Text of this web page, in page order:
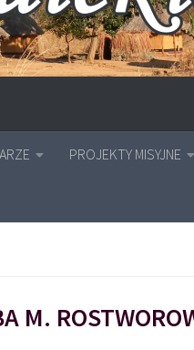
PROJEKTY MISYJNE
M.